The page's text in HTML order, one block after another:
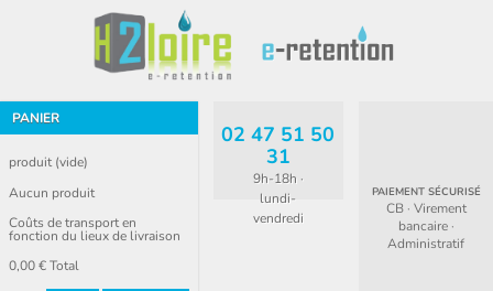
PANIER
produit (vide)
Aucun produit
Coûts de transport en
fonction du lieux de livraison
0,00 €Total
02 47 51 50
31
9h-18h ·
lundi-
vendredi
PAIEMENT SÉCURISÉ
CB · Virement
bancaire ·
Administratif